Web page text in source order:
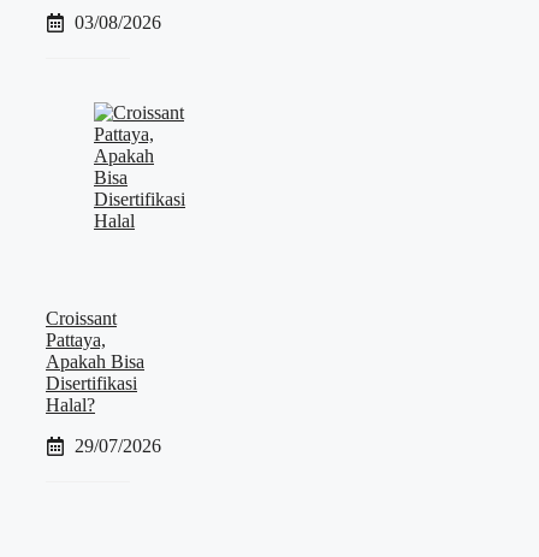
03/08/2026
Croissant
Pattaya,
Apakah Bisa
Disertifikasi
Halal?
29/07/2026